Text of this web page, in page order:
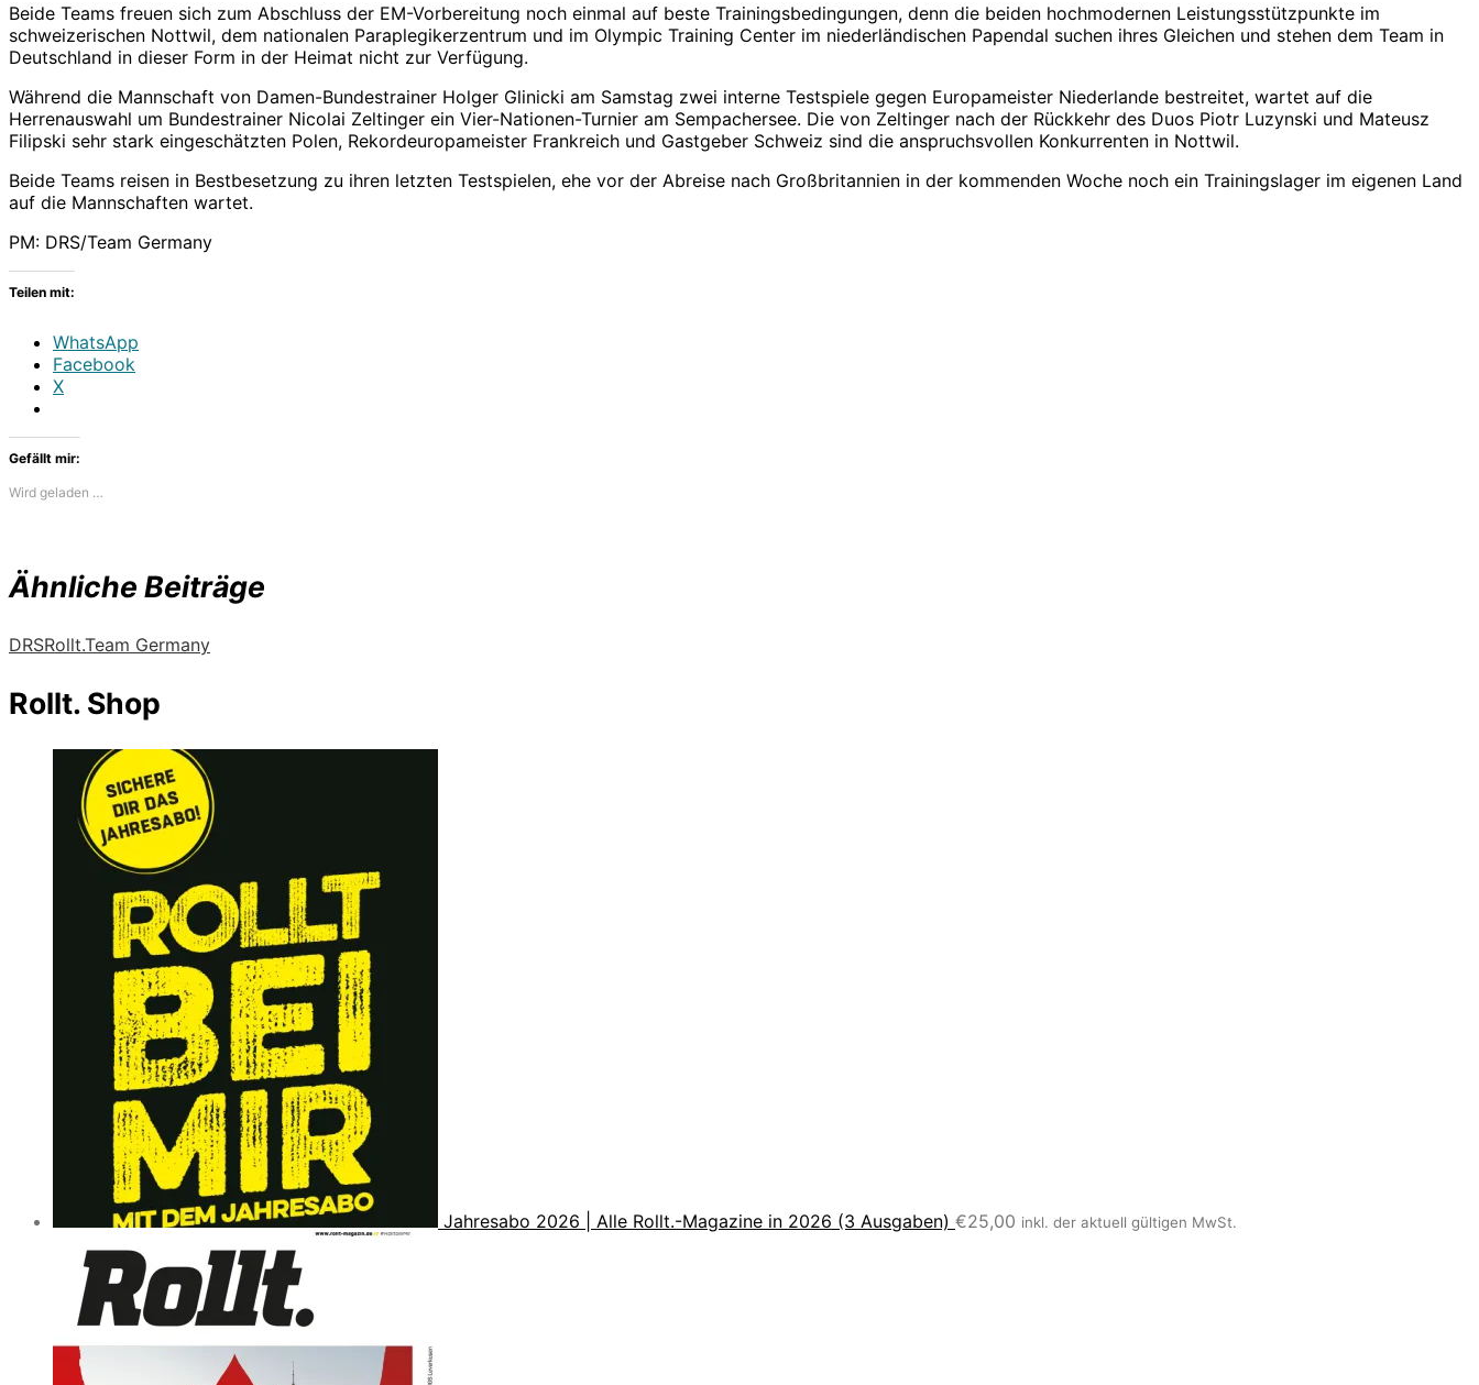
Beide Teams freuen sich zum Abschluss der EM-Vorbereitung noch einmal auf beste Trainingsbedingungen, denn die beiden hochmodernen Leistungsstützpunkte im
schweizerischen Nottwil, dem nationalen Paraplegikerzentrum und im Olympic Training Center im niederländischen Papendal suchen ihres Gleichen und stehen dem Team in
Deutschland in dieser Form in der Heimat nicht zur Verfügung.
Während die Mannschaft von Damen-Bundestrainer Holger Glinicki am Samstag zwei interne Testspiele gegen Europameister Niederlande bestreitet, wartet auf die
Herrenauswahl um Bundestrainer Nicolai Zeltinger ein Vier-Nationen-Turnier am Sempachersee. Die von Zeltinger nach der Rückkehr des Duos Piotr Luzynski und Mateusz
Filipski sehr stark eingeschätzten Polen, Rekordeuropameister Frankreich und Gastgeber Schweiz sind die anspruchsvollen Konkurrenten in Nottwil.
Beide Teams reisen in Bestbesetzung zu ihren letzten Testspielen, ehe vor der Abreise nach Großbritannien in der kommenden Woche noch ein Trainingslager im eigenen Land
auf die Mannschaften wartet.
PM: DRS/Team Germany
Teilen mit:
WhatsApp
Facebook
X
Gefällt mir:
Wird geladen …
Ähnliche Beiträge
DRSRollt.Team Germany
Rollt. Shop
Jahresabo 2026 | Alle Rollt.-Magazine in 2026 (3 Ausgaben) €25,00 inkl. der aktuell gültigen MwSt.